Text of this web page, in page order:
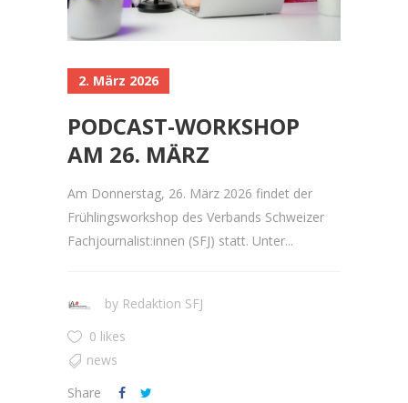
2. März 2026
PODCAST-WORKSHOP
AM 26. MÄRZ
Am Donnerstag, 26. März 2026 findet der
Frühlingsworkshop des Verbands Schweizer
Fachjournalist:innen (SFJ) statt. Unter...
by Redaktion SFJ
0 likes
news
Share